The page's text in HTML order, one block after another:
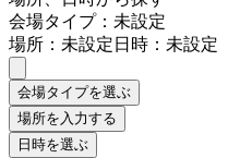
会場タイプ：未設定
場所：未設定日時：未設定
会場タイプを選ぶ
場所を入力する
日時を選ぶ